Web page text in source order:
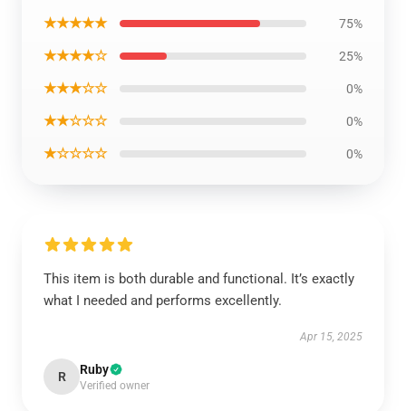
★★★★★ 75%
★★★★☆ 25%
★★★☆☆ 0%
★★☆☆☆ 0%
★☆☆☆☆ 0%
This item is both durable and functional. It’s exactly
what I needed and performs excellently.
Apr 15, 2025
R Ruby
Verified owner